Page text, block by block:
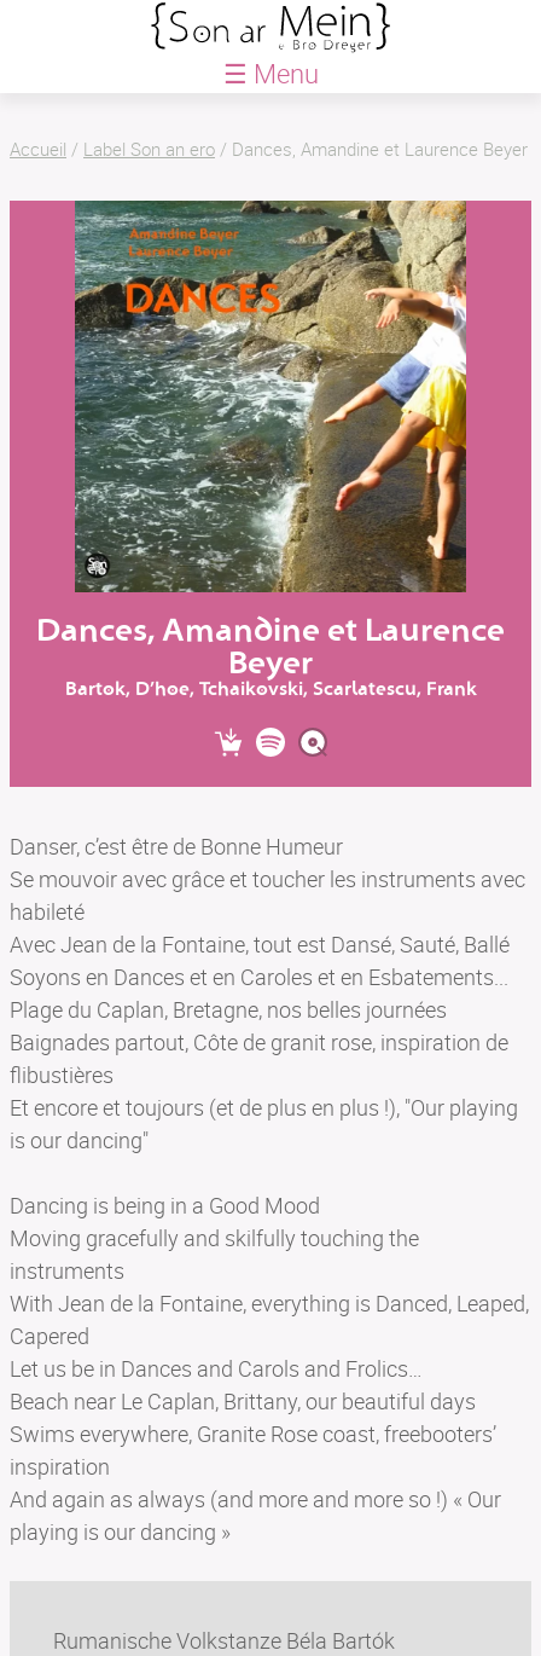
☰ Menu
BLOG
AGENDA
QUE FAISONS-NOUS ?
Saison
Le Petit Festival
Créations
Actions culturelles
Le Petit chœur
LABEL SON AN ERO
SON AR MEIN
BILLETTERIE
Accueil / Label Son an ero / Dances, Amandine et Laurence Beyer
Dances, Amandine et Laurence
Beyer
Bartok, D’hoe, Tchaikovski, Scarlatescu, Frank
Danser, c’est être de Bonne Humeur
Se mouvoir avec grâce et toucher les instruments avec
habileté
Avec Jean de la Fontaine, tout est Dansé, Sauté, Ballé
Soyons en Dances et en Caroles et en Esbatements...
Plage du Caplan, Bretagne, nos belles journées
Baignades partout, Côte de granit rose, inspiration de
flibustières
Et encore et toujours (et de plus en plus !), "Our playing
is our dancing"
Dancing is being in a Good Mood
Moving gracefully and skilfully touching the
instruments
With Jean de la Fontaine, everything is Danced, Leaped,
Capered
Let us be in Dances and Carols and Frolics…
Beach near Le Caplan, Brittany, our beautiful days
Swims everywhere, Granite Rose coast, freebooters’
inspiration
And again as always (and more and more so !) « Our
playing is our dancing »
Rumanische Volkstanze Béla Bartók